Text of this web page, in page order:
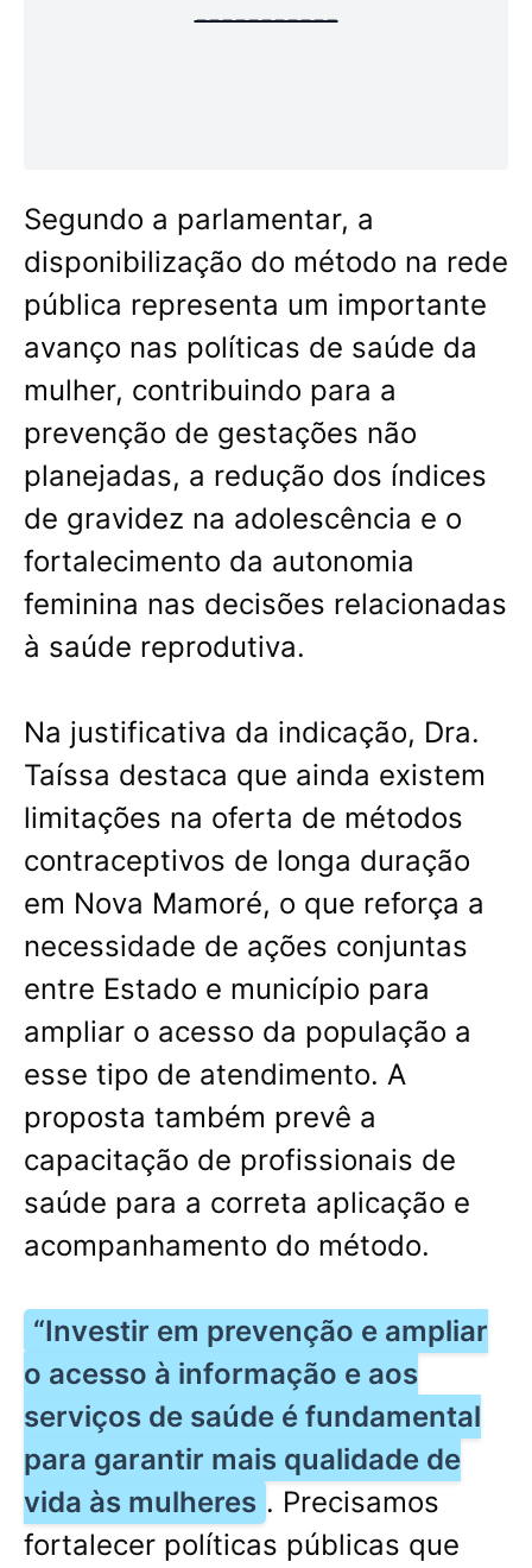
-----------
Segundo a parlamentar, a
disponibilização do método na rede
pública representa um importante
avanço nas políticas de saúde da
mulher, contribuindo para a
prevenção de gestações não
planejadas, a redução dos índices
de gravidez na adolescência e o
fortalecimento da autonomia
feminina nas decisões relacionadas
à saúde reprodutiva.
Na justificativa da indicação, Dra.
Taíssa destaca que ainda existem
limitações na oferta de métodos
contraceptivos de longa duração
em Nova Mamoré, o que reforça a
necessidade de ações conjuntas
entre Estado e município para
ampliar o acesso da população a
esse tipo de atendimento. A
proposta também prevê a
capacitação de profissionais de
saúde para a correta aplicação e
acompanhamento do método.
“Investir em prevenção e ampliar
o acesso à informação e aos
serviços de saúde é fundamental
para garantir mais qualidade de
vida às mulheres . Precisamos
fortalecer políticas públicas que